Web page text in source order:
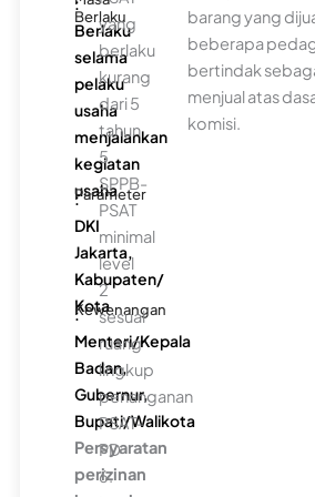
Berlaku
Berlaku
selama
pelaku
usaha
menjalankan
kegiatan
usaha
Parameter
:
DKI
Jakarta,
Kabupaten/
Kota
Kewenangan
:
Menteri/Kepala
Badan,
Gubernur,
Bupati/Walikota
Persyaratan
perizinan
yang
berlaku
kurang
dari 5
tahun
5.
SPPB-
PSAT
minimal
level
2
sesuai
ruang
lingkup
penanganan
PSAT-
PD
6.
barang yang
beberapa
bertindak
menjual atas
komisi.